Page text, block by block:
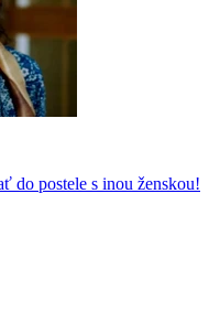
do postele s inou ženskou!